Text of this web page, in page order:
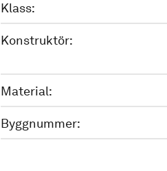
Klass:
Konstruktör:
Material:
Byggnummer: